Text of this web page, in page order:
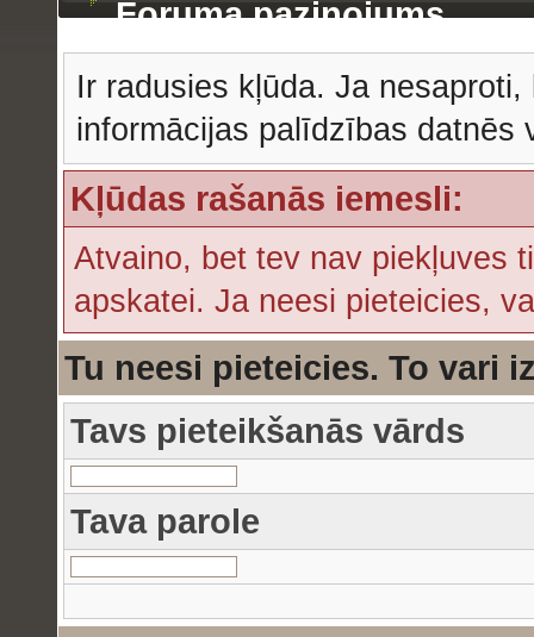
Foruma paziņojums
Ir radusies kļūda. Ja
informācijas palīdzības datnēs
Kļūdas rašanās iemesli:
Atvaino, bet tev nav piekļuves
apskatei. Ja neesi pieteicies,
Tu neesi pieteicies. To vari
Tavs pieteikšanās vārds
Tava parole